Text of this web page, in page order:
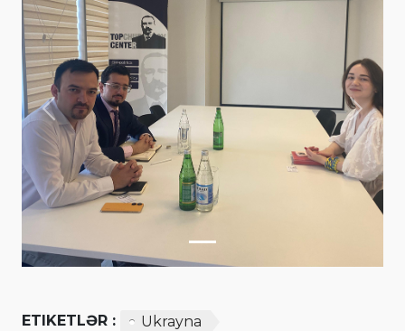
Previous Next
ETIKETLƏR :
Ukrayna